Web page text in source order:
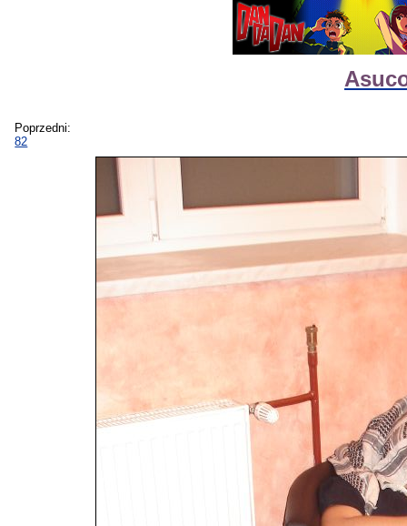
Poprzedni:
82